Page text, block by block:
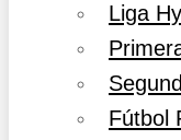
Liga
Fútbol